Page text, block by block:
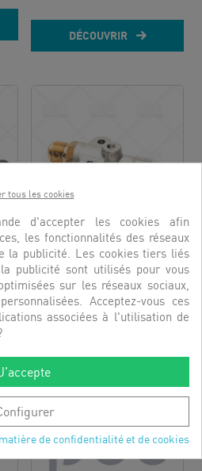
DÉCOUVRIR
ENSEMBLE VANNE HP
SORTIE...
RÉFÉRENCE: 4200071
DÉCOUVRIR
tous les cookies
d'accepter les cookies afin
les fonctionnalités des réseaux
la publicité. Les cookies tiers liés
publicité sont utilisés pour vous
sur les réseaux sociaux,
Acceptez-vous ces
associées à l'utilisation de
de confidentialité et de cookies